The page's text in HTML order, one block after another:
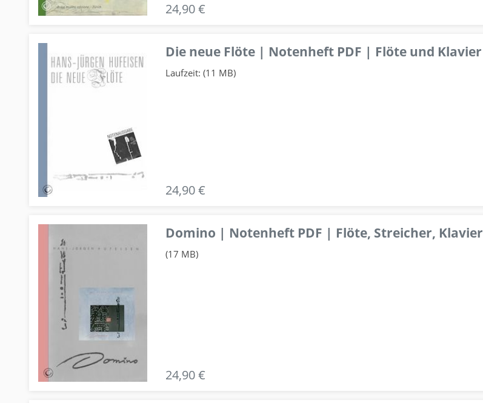
24,90 €
Die neue Flöte | Notenheft PDF | Flöte und Klavier
Laufzeit: (11 MB)
24,90 €
Domino | Notenheft PDF | Flöte, Streicher, Klavier
(17 MB)
24,90 €